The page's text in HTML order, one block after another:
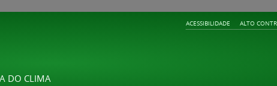
ACESSIBILIDADE ALTO
DO CLIMA